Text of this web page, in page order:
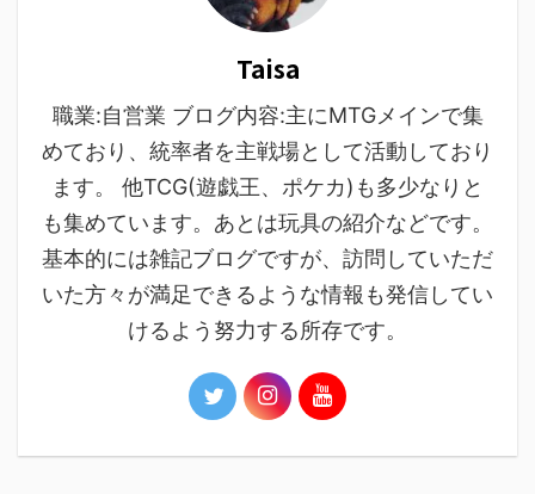
Taisa
職業:自営業 ブログ内容:主にMTGメインで集
めており、統率者を主戦場として活動しており
ます。 他TCG(遊戯王、ポケカ)も多少なりと
も集めています。あとは玩具の紹介などです。
基本的には雑記ブログですが、訪問していただ
いた方々が満足できるような情報も発信してい
けるよう努力する所存です。